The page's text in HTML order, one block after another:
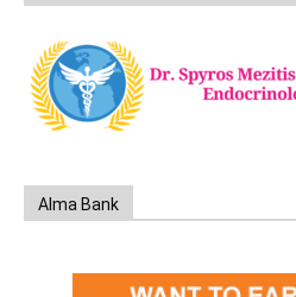
Alma Bank